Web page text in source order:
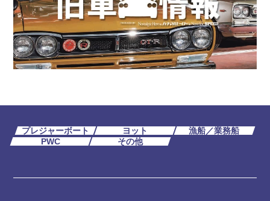
プレジャーボート ヨット
漁船／業務船
PWC
その他